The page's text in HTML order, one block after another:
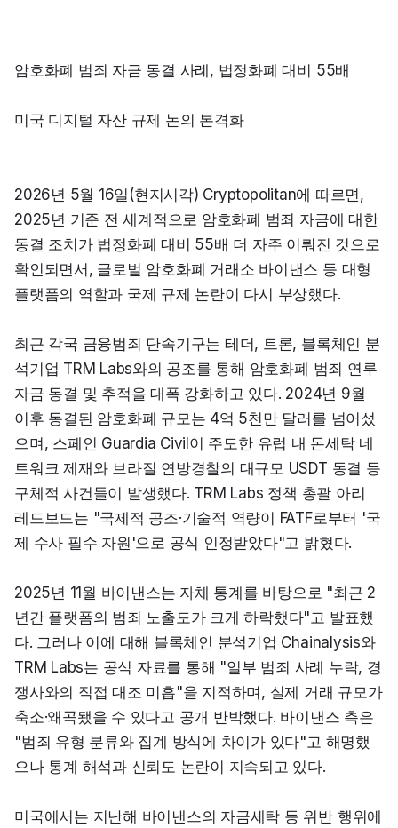
암호화폐 범죄 자금 동결 사례, 법정화폐 대비 55배
미국 디지털 자산 규제 논의 본격화
2026년 5월 16일(현지시각) Cryptopolitan에 따르면,
2025년 기준 전 세계적으로 암호화폐 범죄 자금에 대한
동결 조치가 법정화폐 대비 55배 더 자주 이뤄진 것으로
확인되면서, 글로벌 암호화폐 거래소 바이낸스 등 대형
플랫폼의 역할과 국제 규제 논란이 다시 부상했다.
최근 각국 금융범죄 단속기구는 테더, 트론, 블록체인 분
석기업 TRM Labs와의 공조를 통해 암호화폐 범죄 연루
자금 동결 및 추적을 대폭 강화하고 있다. 2024년 9월
이후 동결된 암호화폐 규모는 4억 5천만 달러를 넘어섰
으며, 스페인 Guardia Civil이 주도한 유럽 내 돈세탁 네
트워크 제재와 브라질 연방경찰의 대규모 USDT 동결 등
구체적 사건들이 발생했다. TRM Labs 정책 총괄 아리
레드보드는 "국제적 공조·기술적 역량이 FATF로부터 '국
제 수사 필수 자원'으로 공식 인정받았다"고 밝혔다.
2025년 11월 바이낸스는 자체 통계를 바탕으로 "최근 2
년간 플랫폼의 범죄 노출도가 크게 하락했다"고 발표했
다. 그러나 이에 대해 블록체인 분석기업 Chainalysis와
TRM Labs는 공식 자료를 통해 "일부 범죄 사례 누락, 경
쟁사와의 직접 대조 미흡"을 지적하며, 실제 거래 규모가
축소·왜곡됐을 수 있다고 공개 반박했다. 바이낸스 측은
"범죄 유형 분류와 집계 방식에 차이가 있다"고 해명했
으나 통계 해석과 신뢰도 논란이 지속되고 있다.
미국에서는 지난해 바이낸스의 자금세탁 등 위반 행위에